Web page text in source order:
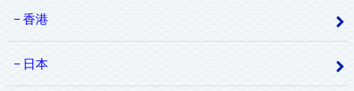
香港
日本